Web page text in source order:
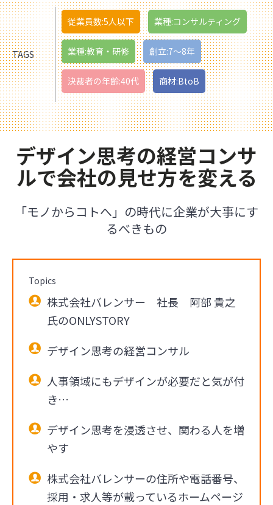
TAGS
従業員数:5人以下 業種:コンサルティング
業種:教育・研修 創立:7〜8年
決裁者の年齢:40代 商材:BtoB
デザイン思考の経営コンサ
ルで会社の見せ方を変える
「モノからコトへ」の時代に企業が大事にす
るべきもの
Topics
株式会社バレンサー 社長 阿部 貴之
氏のONLYSTORY
デザイン思考の経営コンサル
人事領域にもデザインが必要だと気が付
き…
デザイン思考を浸透させ、関わる人を増
やす
株式会社バレンサーの住所や電話番号、
採用・求人等が載っているホームページ